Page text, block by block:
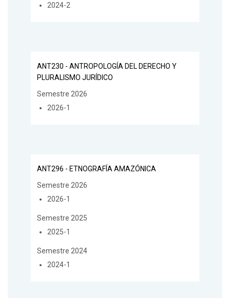
2024-2
ANT230 - ANTROPOLOGÍA DEL DERECHO Y
PLURALISMO JURÍDICO
Semestre 2026
2026-1
ANT296 - ETNOGRAFÍA AMAZÓNICA
Semestre 2026
2026-1
Semestre 2025
2025-1
Semestre 2024
2024-1